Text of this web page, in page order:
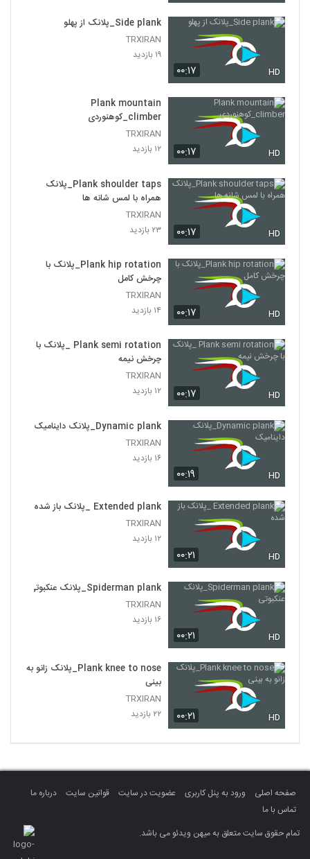
۰۰:۱۷ HD
Side plank_پلانک از پهلو
TRXIRAN
۱۹ بازدید
۰۰:۱۷ HD
Plank mountain
climber_کوهنوردی
TRXIRAN
۱۲ بازدید
۰۰:۱۷ HD
Plank shoulder taps_پلانک
همراه با لمس شانه ها
TRXIRAN
۲۳ بازدید
۰۰:۱۷ HD
Plank hip rotation_پلانک با
چرخش کامل
TRXIRAN
۱۴ بازدید
۰۰:۱۷ HD
Plank semi rotation _پلانک با
چرخش نیمه
TRXIRAN
۱۲ بازدید
۰۰:۱۹ HD
Dynamic plank_پلانک داینامیک
TRXIRAN
۱۶ بازدید
۰۰:۲۱ HD
Extended plank _پلانک باز شده
TRXIRAN
۱۲ بازدید
۰۰:۲۱ HD
Spiderman plank_پلانک عنکبوتی
TRXIRAN
۱۶ بازدید
۰۰:۲۱ HD
Plank knee to nose_پلانک زانو به
بینی
TRXIRAN
۲۲ بازدید
صفحه اصلی ورود به پنل کاربری عضویت در سایت قوانین سایت
درباره ما
تماس با ما
تمام حقوق سایت متعلق به میهن ویدئو می باشد.